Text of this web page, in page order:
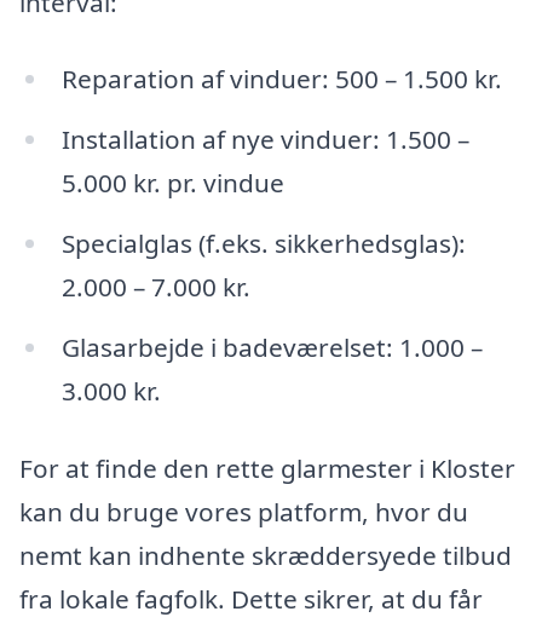
Reparation af vinduer: 500 – 1.500 kr.
Installation af nye vinduer: 1.500 –
5.000 kr. pr. vindue
Specialglas (f.eks. sikkerhedsglas):
2.000 – 7.000 kr.
Glasarbejde i badeværelset: 1.000 –
3.000 kr.
For at finde den rette glarmester i Kloster
kan du bruge vores platform, hvor du
nemt kan indhente skræddersyede tilbud
fra lokale fagfolk. Dette sikrer, at du får